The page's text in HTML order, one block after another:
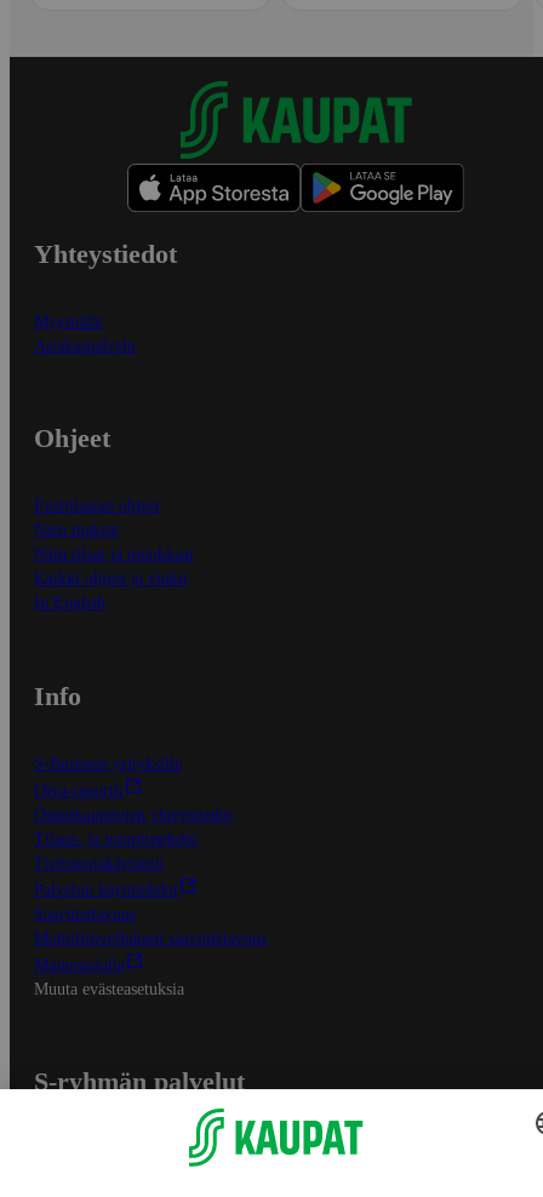
Yhteystiedot
Myymälät
Asiakaspalvelu
Ohjeet
Ensitilaajan ohjeet
Näin maksat
Näin tilaat ja muokkaat
Kaikki ohjeet ja vinkit
In English
Info
S-Business yrityksille
Oiva-raportit
Osuuskauppojen yhteystiedot
Tilaus- ja toimitusehdot
Tietosuojakäytäntö
Palvelun käyttöehdot
Saavutettavuus
Mobiilisovelluksen saavutettavuus
Mainostajalle
Muuta evästeasetuksia
S-ryhmän palvelut